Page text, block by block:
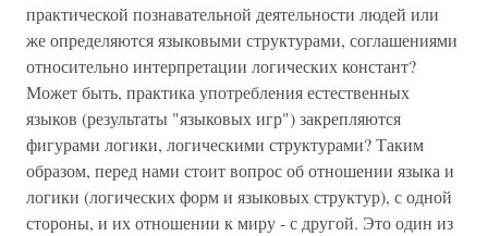
практической познавательной деятельности людей или
же определяются языковыми структурами, соглашениями
относительно интерпретации логических констант?
Может быть, практика употребления естественных
языков (результаты "языковых игр") закрепляются
фигурами логики, логическими структурами? Таким
образом, перед нами стоит вопрос об отношении языка и
логики (логических форм и языковых структур), с одной
стороны, и их отношении к миру - с другой. Это один из